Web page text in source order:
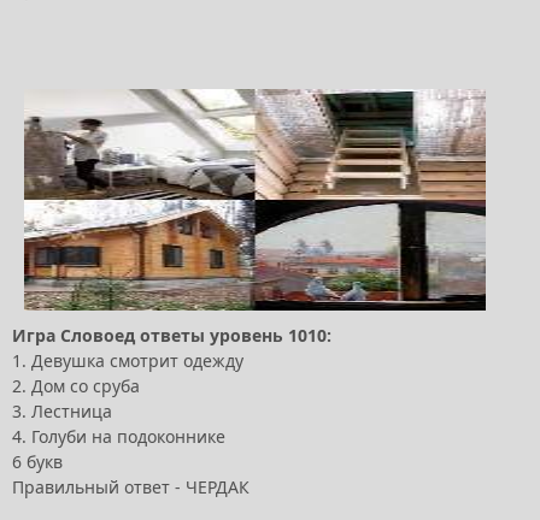
Игра Словоед ответы уровень 1010:
1. Девушка смотрит одежду
2. Дом со сруба
3. Лестница
4. Голуби на подоконнике
6 букв
Правильный ответ - ЧЕРДАК